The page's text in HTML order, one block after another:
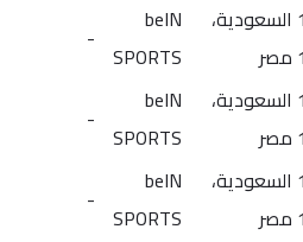
19:00 السعودية،
beIN
SPORTS
-
19:00 السعودية،
beIN
SPORTS
-
19:00 السعودية،
beIN
SPORTS
-